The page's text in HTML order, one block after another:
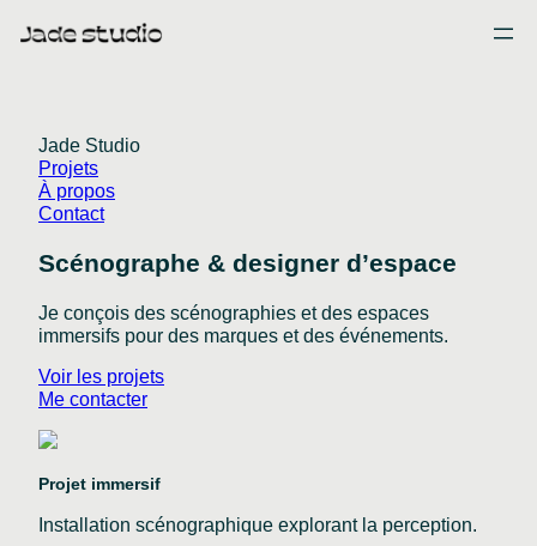
to
Jade Studio
Projets
À propos
Contact
Scénographe & designer d’espace
Je conçois des scénographies et des espaces
immersifs pour des marques et des événements.
Voir les projets
Me contacter
Projet immersif
Installation scénographique explorant la perception.